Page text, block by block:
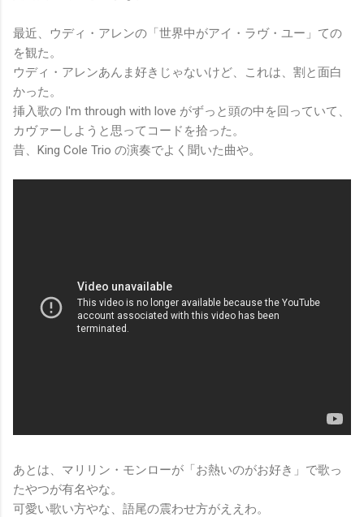
最近、ウディ・アレンの「世界中がアイ・ラヴ・ユー」ての
を観た。
ウディ・アレンあんま好きじゃないけど、これは、割と面白
かった。
挿入歌の I'm through with love がずっと頭の中を回っていて、
カヴァーしようと思ってコードを拾った。
昔、King Cole Trio の演奏でよく聞いた曲や。
あとは、マリリン・モンローが「お熱いのがお好き」で歌っ
たやつが有名やな。
可愛い歌い方やな、語尾の震わせ方がええわ。